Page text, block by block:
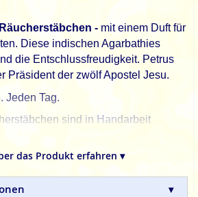
- mit einem Duft für
Diese indischen Agarbathies
die Entschlussfreudigkeit. Petrus
Präsident der zwölf Apostel Jesu.
Jeden Tag.
sind in Handarbeit
das Produkt erfahren ▾